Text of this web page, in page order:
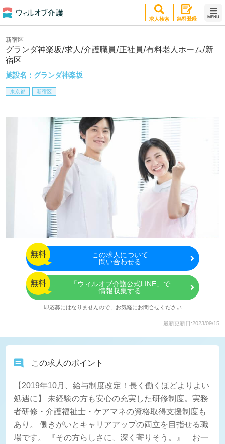
求人検索 無料登録 MENU
グランダ神楽坂/求人/介護職員/正社員/有料老人ホーム/新
宿区
施設名： グランダ神楽坂
新宿区
東京都 新宿区
無料 この求人について
問い合わせる
無料
「ウィルオブ介護公式LINE」で
情報収集する
即応募にはなりませんので、お気軽にお問合せください
最新更新日:2023/09/15
この求人のポイント
【2019年10月、給与制度改定！長く働くほどよりよい
処遇に】 未経験の方も安心の充実した研修制度。実務
者研修・介護福祉士・ケアマネの資格取得支援制度も
あり。 働きがいとキャリアアップの両立を目指せる職
場です。 『その方らしさに、深く寄りそう。』 お一